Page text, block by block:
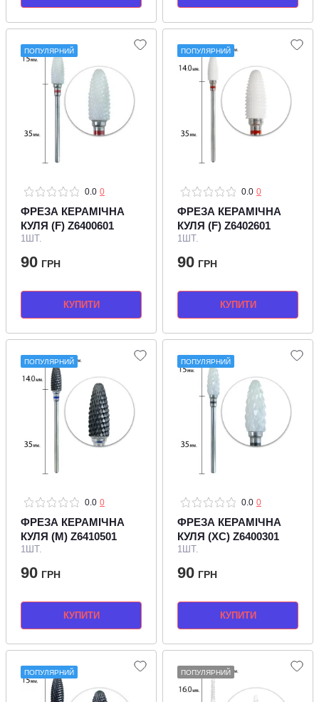
ПОПУЛЯРНИЙ
0.0 0
ФРЕЗА КЕРАМІЧНА
КУЛЯ (F) Z6400601
1ШТ.
90 ГРН
КУПИТИ
ПОПУЛЯРНИЙ
0.0 0
ФРЕЗА КЕРАМІЧНА
КУЛЯ (F) Z6402601
1ШТ.
90 ГРН
КУПИТИ
ПОПУЛЯРНИЙ
0.0 0
ФРЕЗА КЕРАМІЧНА
КУЛЯ (M) Z6410501
1ШТ.
90 ГРН
КУПИТИ
ПОПУЛЯРНИЙ
0.0 0
ФРЕЗА КЕРАМІЧНА
КУЛЯ (XC) Z6400301
1ШТ.
90 ГРН
КУПИТИ
ПОПУЛЯРНИЙ ПОПУЛЯРНИЙ